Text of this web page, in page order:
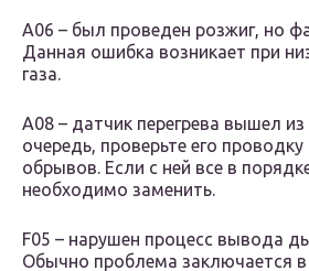
A06 – был проведен розжиг, но
Данная ошибка возникает при
газа.
A08 – датчик перегрева вышел
очередь, проверьте его
обрывов. Если с ней все в
необходимо заменить.
F05 – нарушен процесс вывода
Обычно проблема заключается